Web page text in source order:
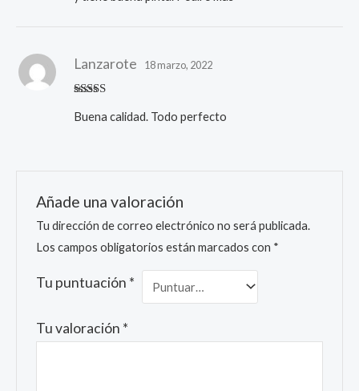
con5de 5
Lanzarote 18 marzo, 2022
Buena calidad. Todo perfecto
Añade una valoración
Tu dirección de correo electrónico no será publicada.
Los campos obligatorios están marcados con *
Tu puntuación *
Tu valoración *